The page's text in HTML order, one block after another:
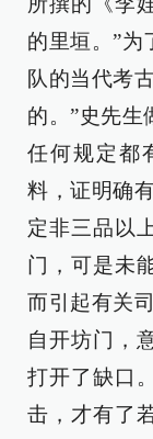
的里垣。”为
队的当代考
的。”史先生
任何规定都
料，证明确
定非三品以
门，可是未
而引起有关
自开坊门，
打开了缺口
击，才有了